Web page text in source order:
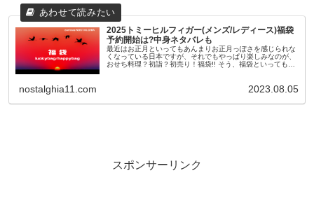
2025トミーヒルフィガー(メンズ/レディース)福袋
予約開始は?中身ネタバレも
最近はお正月といってもあんまりお正月っぽさを感じられな
くなっている日本ですが、それでもやっぱり楽しみなのが、
おせち料理？初詣？初売り！福袋!! そう、福袋といっても最
nostalghia11.com 2023.08.05
スポンサーリンク